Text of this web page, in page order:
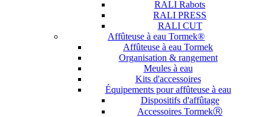
RALI Rabots
RALI PRESS
RALI CUT
Affûteuse à eau Tormek®
Affûteuse à eau Tormek
Organisation & rangement
Meules à eau
Kits d'accessoires
Équipements pour affûteuse à eau
Dispositifs d'affûtage
Accessoires TormekⓇ